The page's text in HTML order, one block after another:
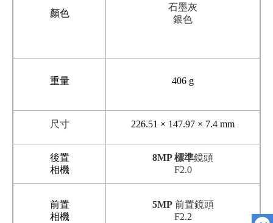
顏色
石墨灰
銀色
重量 406 g
尺寸 226.51 × 147.97 × 7.4 mm
後置
相機
8MP 標準鏡頭
F2.0
前置
相機
5MP前置鏡頭
F2.2